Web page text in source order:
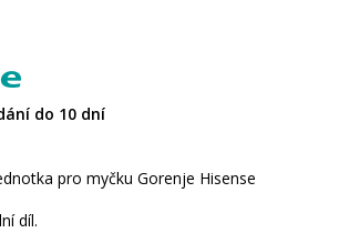
do 10 dní
pro myčku Gorenje Hisense
díl.